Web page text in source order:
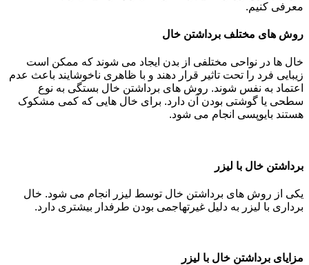
معرفی کنیم.
روش های مختلف برداشتن خال
خال ها در نواحی مختلفی از بدن ایجاد می شوند که ممکن است
زیبایی فرد را تحت تاثیر قرار دهند و با ظاهری ناخوشایند باعث عدم
اعتماد به نفس شوند. روش های برداشتن خال بستگی به نوع
سطحی یا گوشتی بودن آن دارد. برای خال هایی که کمی مشکوک
هستند بایوپسی انجام می شود.
برداشتن خال با لیزر
یکی از روش های برداشتن خال توسط لیزر انجام می شود. خال
برداری با لیزر به دلیل غیرتهاجمی بودن طرفدار بیشتری دارد.
مزایای برداشتن خال با لیزر